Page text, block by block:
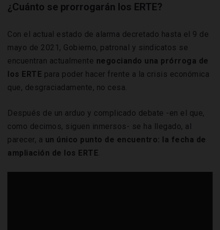
¿Cuánto se prorrogarán los ERTE?
Con el actual estado de alarma decretado hasta el 9 de
mayo de 2021, Gobierno, patronal y sindicatos se
encuentran actualmente negociando una prórroga de
los ERTE para poder hacer frente a la crisis económica
que, desgraciadamente, no cesa.
Después de un arduo y complicado debate -en el que,
como decimos, siguen inmersos- se ha llegado, al
parecer, a un único punto de encuentro: la fecha de
ampliación de los ERTE.